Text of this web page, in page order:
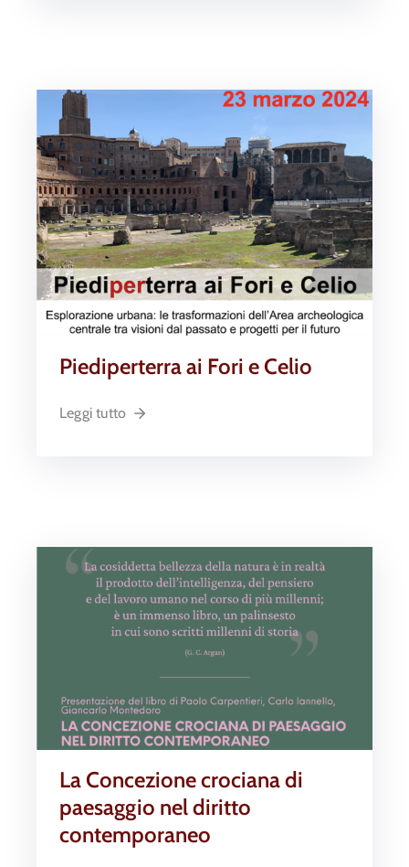
Piediperterra ai Fori e Celio
Leggi tutto
La Concezione crociana di
paesaggio nel diritto
contemporaneo